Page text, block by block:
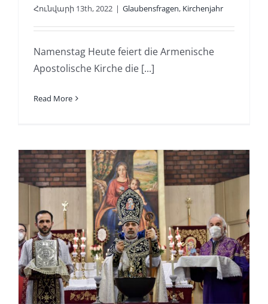
Հունվարի 13th, 2022 | Glaubensfragen, Kirchenjahr
Namenstag Heute feiert die Armenische
Apostolische Kirche die [...]
Read More